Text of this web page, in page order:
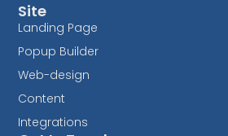
Site
Landing Page
Popup Builder
Web-design
Content
Integrations